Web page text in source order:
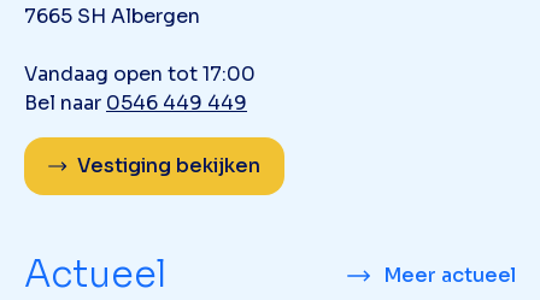
7665 SH Albergen
Vandaag open tot 17:00
Bel naar 0546 449 449
Vestiging bekijken
Actueel Meer actueel